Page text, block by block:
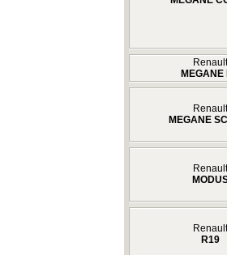
Renault
MEGANE
Renault
MEGANE
Renault
Renault
R19